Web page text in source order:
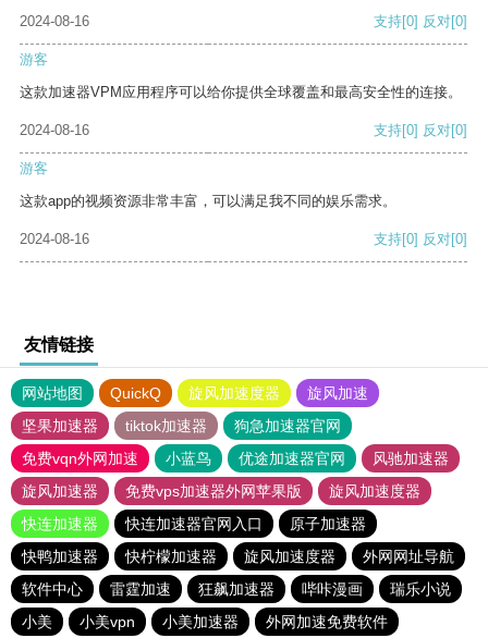
2024-08-16
支持[0] 反对[0]
游客
这款加速器VPM应用程序可以给你提供全球覆盖和最高安全性的连接。
2024-08-16 支持[0] 反对[0]
游客
这款app的视频资源非常丰富，可以满足我不同的娱乐需求。
2024-08-16 支持[0] 反对[0]
友情链接
网站地图 QuickQ 旋风加速度器
旋风加速
坚果加速器
tiktok加速器
狗急加速器官网
免费vqn外网加速
小蓝鸟 优途加速器官网
风驰加速器
旋风加速器
免费vps加速器外网苹果版
旋风加速度器
快连加速器
快连加速器官网入口
原子加速器
快鸭加速器
快柠檬加速器 旋风加速度器
外网网址导航
软件中心
雷霆加速 狂飙加速器 哔咔漫画
瑞乐小说
小美
小美vpn 小美加速器
外网加速免费软件